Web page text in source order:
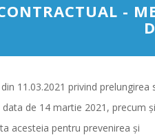
-
11.03.2021 privind prelungirea
de 14 martie 2021, precum şi
acesteia pentru prevenirea şi